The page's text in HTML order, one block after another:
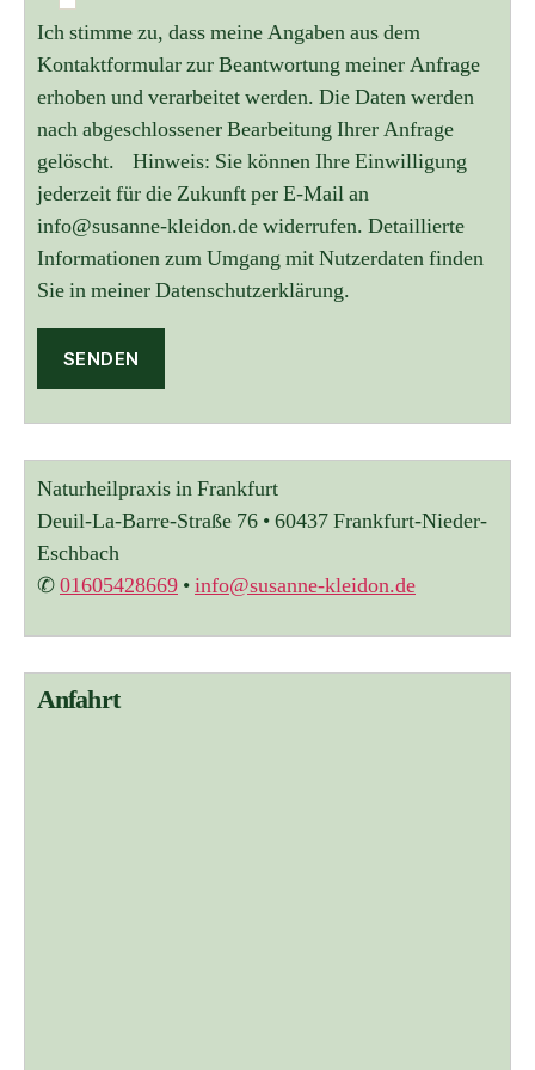
Ich stimme zu, dass meine Angaben aus dem
Kontaktformular zur Beantwortung meiner Anfrage
erhoben und verarbeitet werden. Die Daten werden
nach abgeschlossener Bearbeitung Ihrer Anfrage
gelöscht. Hinweis: Sie können Ihre Einwilligung
jederzeit für die Zukunft per E-Mail an
info@susanne-kleidon.de widerrufen. Detaillierte
Informationen zum Umgang mit Nutzerdaten finden
Sie in meiner Datenschutzerklärung.
A
e
r
n
a
t
v
Naturheilpraxis in Frankfurt
Deuil-La-Barre-Straße 76 • 60437 Frankfurt-Nieder-
Eschbach
✆01605428669 •info@susanne-kleidon.de
Anfahrt